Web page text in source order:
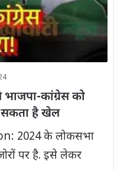
कांग्रेस को
सकता है खेल
2024 के लोकसभा
पर है. इसे लेकर